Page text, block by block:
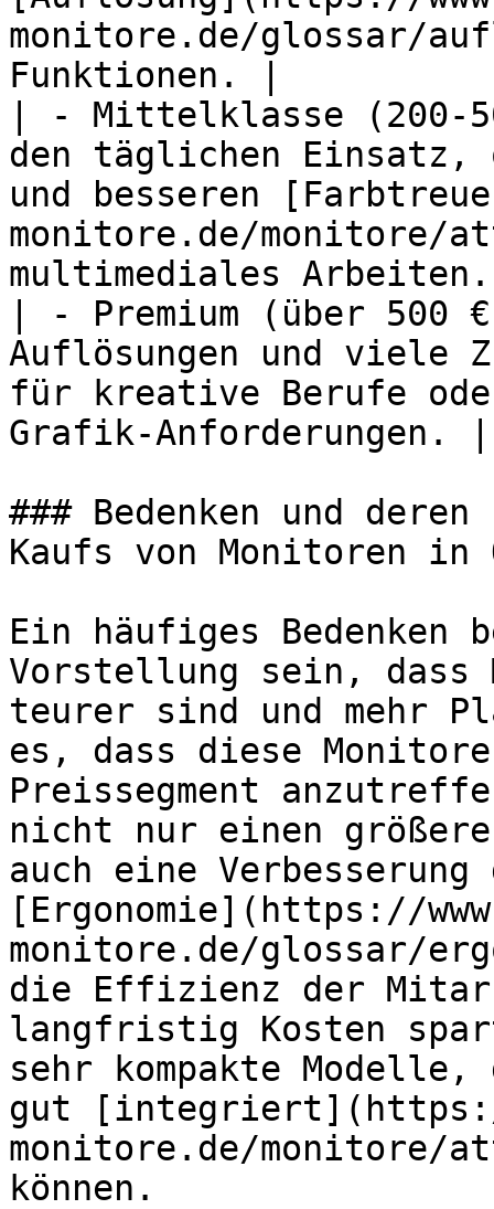
monitore.de/glossar/
Funktionen. |
| - Mittelklasse (200-
den täglichen Einsatz,
und besseren
monitore.de/
multimediales
| - Premium (über 500
Auflösungen und viele
für kreative Berufe
Grafik-Anforderungen. |
### Bedenken und
Kaufs von Monitoren in
Ein häufiges Bedenken
Vorstellung sein, dass
teurer sind und mehr
es, dass diese
Preissegment
nicht nur einen
auch eine
[Ergonomie](https://
monitore.de/glossar/
die Effizienz der
langfristig Kosten
sehr kompakte
gut [integriert](https://
monitore.de/monitore/
können.